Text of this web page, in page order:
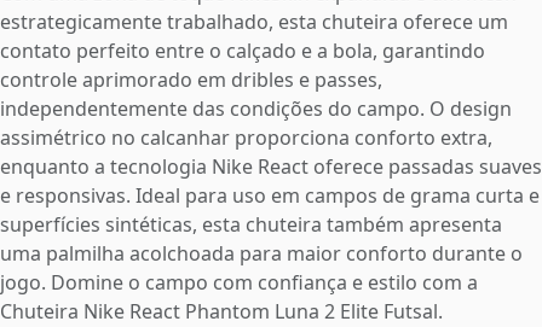
estrategicamente trabalhado, esta chuteira oferece um
contato perfeito entre o calçado e a bola, garantindo
controle aprimorado em dribles e passes,
independentemente das condições do campo. O design
assimétrico no calcanhar proporciona conforto extra,
enquanto a tecnologia Nike React oferece passadas suaves
e responsivas. Ideal para uso em campos de grama curta e
superfícies sintéticas, esta chuteira também apresenta
uma palmilha acolchoada para maior conforto durante o
jogo. Domine o campo com confiança e estilo com a
Chuteira Nike React Phantom Luna 2 Elite Futsal.